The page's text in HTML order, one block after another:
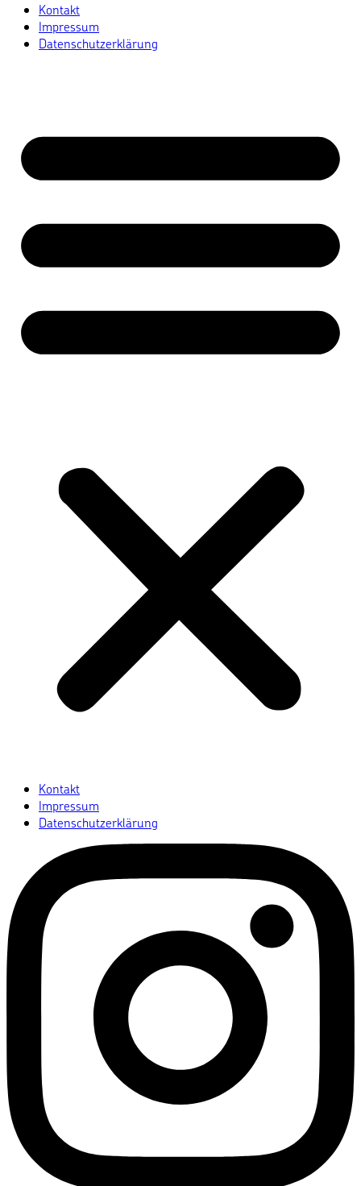
Kontakt
Impressum
Datenschutzerklärung
Kontakt
Impressum
Datenschutzerklärung